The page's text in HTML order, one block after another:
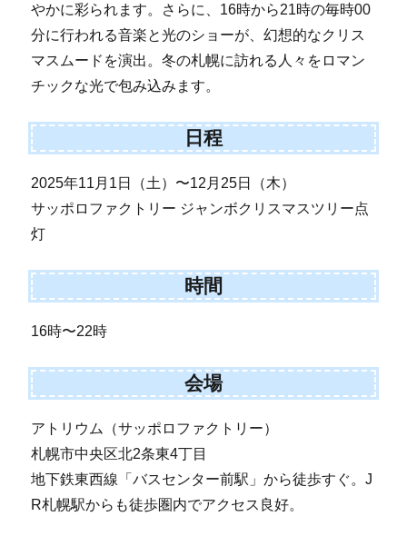
やかに彩られます。さらに、16時から21時の毎時00
分に行われる音楽と光のショーが、幻想的なクリス
マスムードを演出。冬の札幌に訪れる人々をロマン
チックな光で包み込みます。
日程
2025年11月1日（土）〜12月25日（木）
サッポロファクトリー ジャンボクリスマスツリー点
灯
時間
16時〜22時
会場
アトリウム（サッポロファクトリー）
札幌市中央区北2条東4丁目
地下鉄東西線「バスセンター前駅」から徒歩すぐ。J
R札幌駅からも徒歩圏内でアクセス良好。